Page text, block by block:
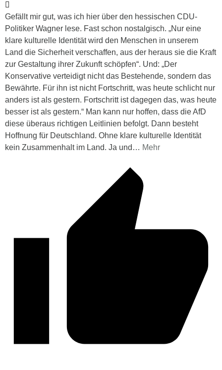
Gefällt mir gut, was ich hier über den hessischen CDU-
Politiker Wagner lese. Fast schon nostalgisch. „Nur eine
klare kulturelle Identität wird den Menschen in unserem
Land die Sicherheit verschaffen, aus der heraus sie die Kraft
zur Gestaltung ihrer Zukunft schöpfen“. Und: „Der
Konservative verteidigt nicht das Bestehende, sondern das
Bewährte. Für ihn ist nicht Fortschritt, was heute schlicht nur
anders ist als gestern. Fortschritt ist dagegen das, was heute
besser ist als gestern.“ Man kann nur hoffen, dass die AfD
diese überaus richtigen Leitlinien befolgt. Dann besteht
Hoffnung für Deutschland. Ohne klare kulturelle Identität
kein Zusammenhalt im Land. Ja und … Mehr